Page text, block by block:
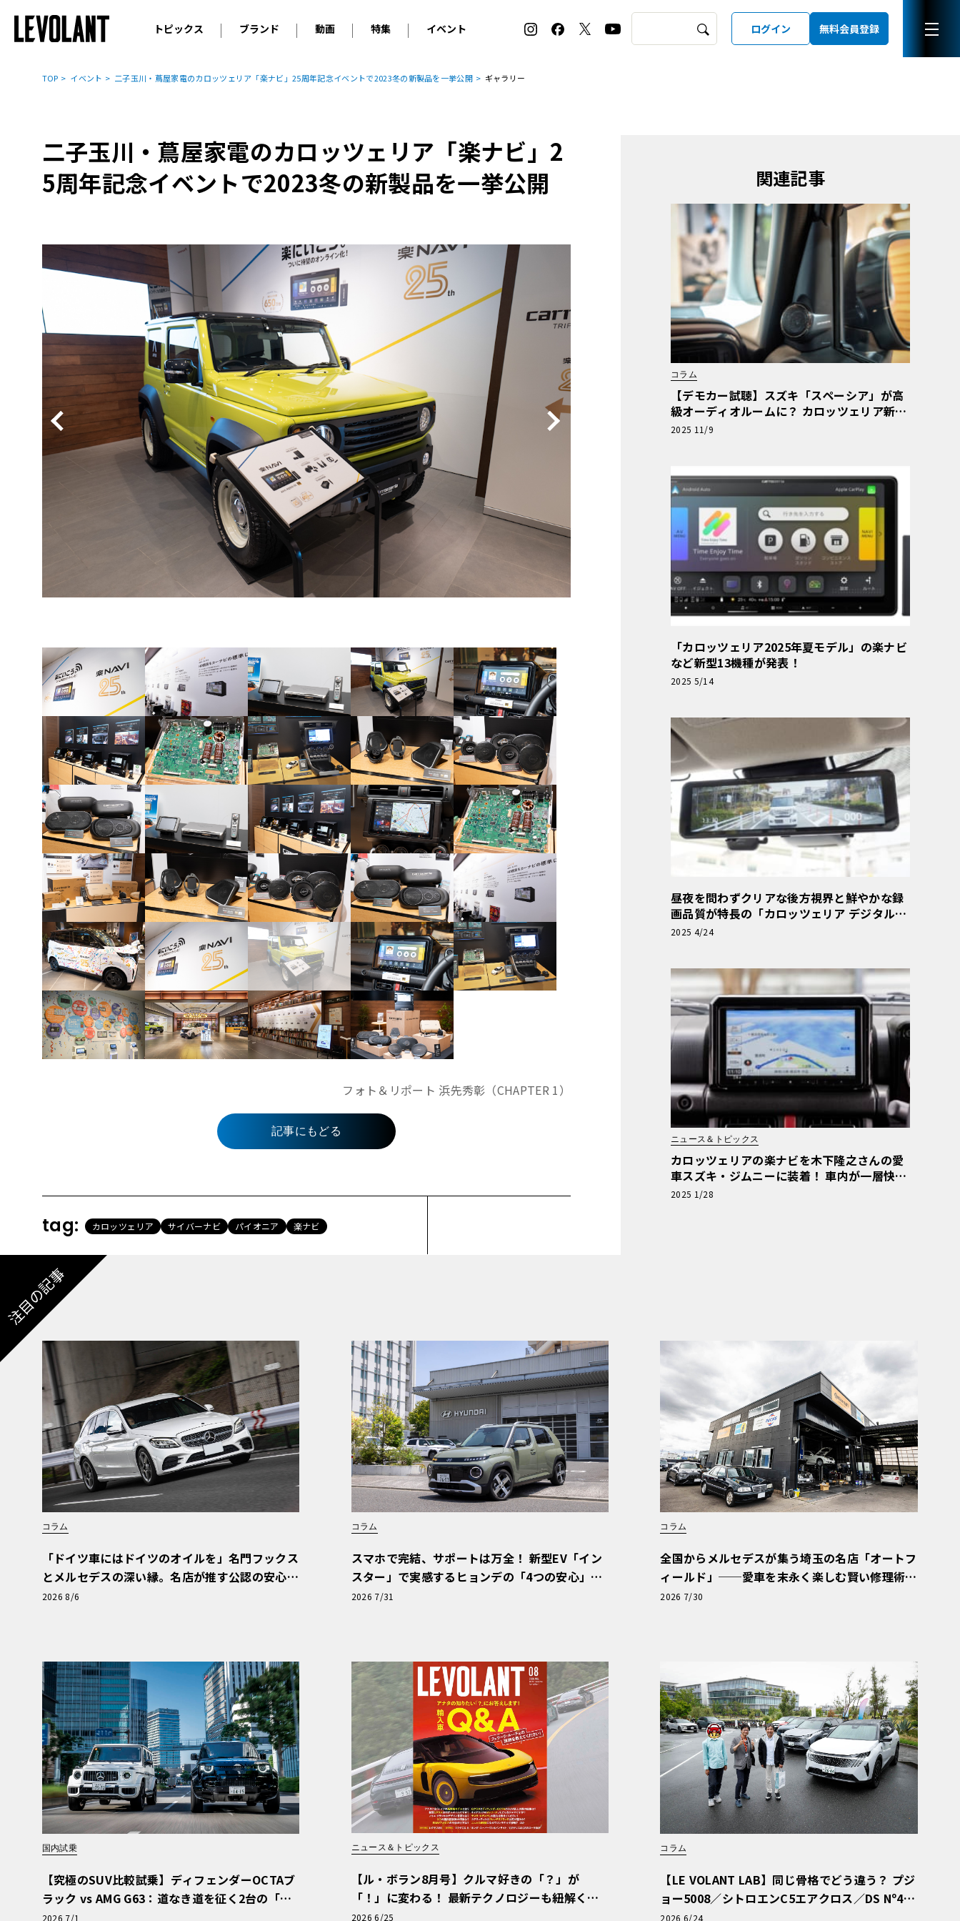
トピックス
ニュース
コラム
ブランド
輸入車 アウディ BMW
アルピナ
プジョー
ルノー
アバルト
アルファ・ロメオ
フィアット
ランボルギーニ
マセラティ
アストン・マーティン
MINI
モーガン
ロールス・ロイス
ボルボ
キャデラック
シボレー
ジープ
ヒョンデ
BYD
その他
国産車 レクサス トヨタ
ホンダ
スバル
三菱
ダイハツ
光岡
その他
動画
オリジナル動画
特集
2026 サマータイヤ＆ホイール バイヤーズガイド
ホイールカタログ
タイヤ特集
イベント
ル・ボラン カーズ・ミート2026横浜
EV:LIFE KOBE 2025
ル・ボラン カーズ・ミート2025横浜
ログイン 無料会員登録
TOP イベント 二子玉川・蔦屋家電のカロッツェリア「楽ナビ」25周年記念イベントで2023冬の新製品を一挙公開 ギャラリー
二子玉川・蔦屋家電のカロッツェリア「楽ナビ」2
5周年記念イベントで2023冬の新製品を一挙公開
フォト＆リポート 浜先秀彰（CHAPTER 1）
記事にもどる
tag: カロッツェリア サイバーナビ パイオニア 楽ナビ
関連記事
コラム
【デモカー試聴】スズキ「スペーシア」が高
級オーディオルームに？ カロッツェリア新
「Fシリーズ」の衝撃と「Cシリーズ」の芳醇
2025 11/9
「カロッツェリア2025年夏モデル」の楽ナビ
など新型13機種が発表！
2025 5/14
昼夜を問わずクリアな後方視界と鮮やかな録
画品質が特長の「カロッツェリア デジタルミ
ラー型ドライブレコーダー」
2025 4/24
ニュース＆トピックス
カロッツェリアの楽ナビを木下隆之さんの愛
車スズキ・ジムニーに装着！ 車内が一層快適
な空間に！
2025 1/28
注目の記事
コラム
「ドイツ車にはドイツのオイルを」名門フックス
とメルセデスの深い縁。名店が推す公認の安心
と、Cクラスで味わうシルキーな走り〈PR〉
2026 8/6
コラム
スマホで完結、サポートは万全！ 新型EV「イン
スター」で実感するヒョンデの「4つの安心」
【第1回・ヒョンデ6つの疑問：Why? Hyunda
2026 7/31
コラム
全国からメルセデスが集う埼玉の名店「オートフ
ィールド」──愛車を末永く楽しむ賢い修理術
と、プロがフックス製オイルを選ぶ理由〈PR〉
2026 7/30
国内試乗
【究極のSUV比較試乗】ディフェンダーOCTAブ
ラック vs AMG G63：道なき道を征く2台の「対
極的アプローチ」
2026 7/1
ニュース＆トピックス
【ル・ボラン8月号】クルマ好きの「？」が
「！」に変わる！ 最新テクノロジーも紐解く
「輸入車Q&A」
2026 6/25
コラム
【LE VOLANT LAB】同じ骨格でどう違う？ プジ
ョー5008／シトロエンC5エアクロス／DS Nº4
読者一気乗りレポート
2026 6/24